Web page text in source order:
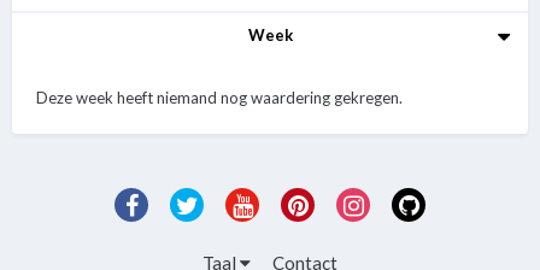
Week
Deze week heeft niemand nog waardering gekregen.
Taal Contact